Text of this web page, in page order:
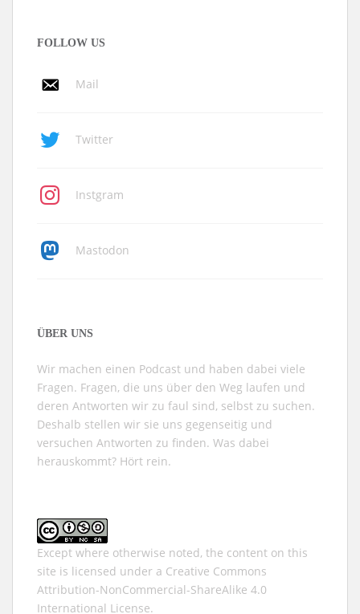
FOLLOW US
Mail
Twitter
Instgram
Mastodon
ÜBER UNS
Wir machen einen Podcast und haben dabei viele
Fragen. Fragen, die uns über den Weg laufen und
deren Antworten wir zu faul sind, selbst zu suchen.
Deshalb stellen wir sie uns gegenseitig und
versuchen Antworten zu finden. Was dabei
herauskommt? Hört rein.
Except where otherwise noted, the content on this
site is licensed under a Creative Commons
Attribution-NonCommercial-ShareAlike 4.0
International License.